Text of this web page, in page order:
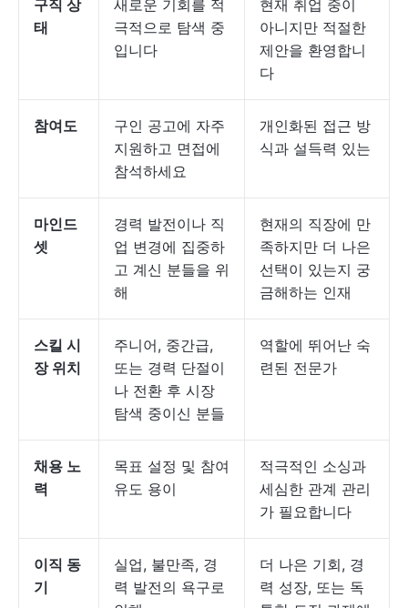
구직 상
태
새로운 기회를 적
극적으로 탐색 중
입니다
현재 취업 중이
아니지만 적절한
제안을 환영합니
다
참여도
구인 공고에 자주
지원하고 면접에
참석하세요
개인화된 접근 방
식과 설득력 있는
마인드
셋
경력 발전이나 직
업 변경에 집중하
고 계신 분들을 위
해
현재의 직장에 만
족하지만 더 나은
선택이 있는지 궁
금해하는 인재
스킬 시
장 위치
주니어, 중간급,
또는 경력 단절이
나 전환 후 시장
탐색 중이신 분들
역할에 뛰어난 숙
련된 전문가
채용 노
력
목표 설정 및 참여
유도 용이
적극적인 소싱과
세심한 관계 관리
가 필요합니다
이직 동
기
실업, 불만족, 경
력 발전의 욕구로
더 나은 기회, 경
력 성장, 또는 독